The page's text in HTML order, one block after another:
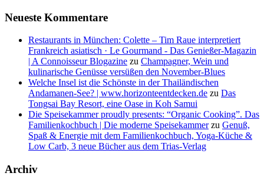
Neueste Kommentare
Restaurants in München: Colette – Tim Raue interpretiert
Frankreich asiatisch · Le Gourmand - Das Genießer-Magazin
| A Connoisseur Blogazine zu Champagner, Wein und
kulinarische Genüsse versüßen den November-Blues
Welche Insel ist die Schönste in der Thailändischen
Andamanen-See? | www.horizonteentdecken.de zu Das
Tongsai Bay Resort, eine Oase in Koh Samui
Die Speisekammer proudly presents: “Organic Cooking”. Das
Familienkochbuch | Die moderne Speisekammerzu Genuß,
Spaß & Energie mit dem Familienkochbuch, Yoga-Küche &
Low Carb, 3 neue Bücher aus dem Trias-Verlag
Archiv